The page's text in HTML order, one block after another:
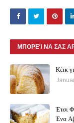
ΜΠΟΡΕΊ ΝΑ ΣΑΣ
Κέικ
Έτσι
Ένα